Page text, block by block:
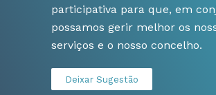
participativa para que, em
possamos gerir melhor os
serviços e o nosso concelho.
Deixar Sugestão